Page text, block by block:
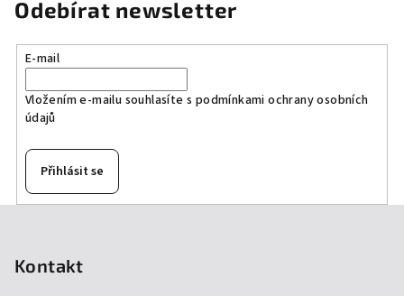
Odebírat newsletter
E-mail
Vložením e-mailu souhlasíte s podmínkami ochrany osobních
údajů
Přihlásit se
Kontakt